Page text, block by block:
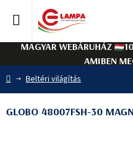
tartalomhoz
MAGYAR WEBÁRUHÁZ
AMIBEN
Kezdőlap
Beltéri világítás
GLOBO 48007FSH-30